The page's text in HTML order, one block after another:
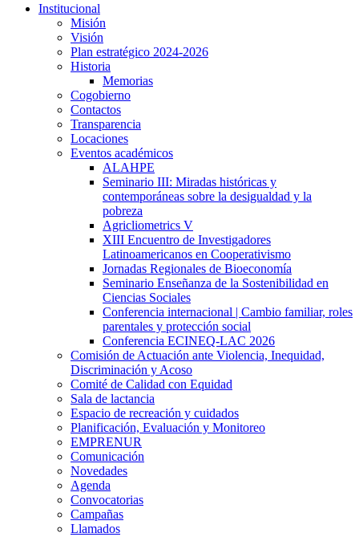
Institucional
Misión
Visión
Plan estratégico 2024-2026
Historia
Memorias
Cogobierno
Contactos
Transparencia
Locaciones
Eventos académicos
ALAHPE
Seminario III: Miradas históricas y
contemporáneas sobre la desigualdad y la
pobreza
Agricliometrics V
XIII Encuentro de Investigadores
Latinoamericanos en Cooperativismo
Jornadas Regionales de Bioeconomía
Seminario Enseñanza de la Sostenibilidad en
Ciencias Sociales
Conferencia internacional | Cambio familiar, roles
parentales y protección social
Conferencia ECINEQ-LAC 2026
Comisión de Actuación ante Violencia, Inequidad,
Discriminación y Acoso
Comité de Calidad con Equidad
Sala de lactancia
Espacio de recreación y cuidados
Planificación, Evaluación y Monitoreo
EMPRENUR
Comunicación
Novedades
Agenda
Convocatorias
Campañas
Llamados